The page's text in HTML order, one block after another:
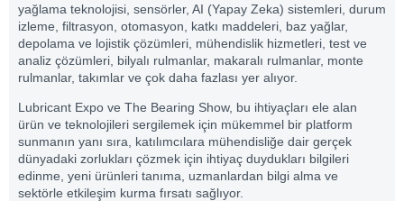
yağlama teknolojisi, sensörler, AI (Yapay Zeka) sistemleri, durum
izleme, filtrasyon, otomasyon, katkı maddeleri, baz yağlar,
depolama ve lojistik çözümleri, mühendislik hizmetleri, test ve
analiz çözümleri, bilyalı rulmanlar, makaralı rulmanlar, monte
rulmanlar, takımlar ve çok daha fazlası yer alıyor.
Lubricant Expo ve The Bearing Show, bu ihtiyaçları ele alan
ürün ve teknolojileri sergilemek için mükemmel bir platform
sunmanın yanı sıra, katılımcılara mühendisliğe dair gerçek
dünyadaki zorlukları çözmek için ihtiyaç duydukları bilgileri
edinme, yeni ürünleri tanıma, uzmanlardan bilgi alma ve
sektörle etkileşim kurma fırsatı sağlıyor.